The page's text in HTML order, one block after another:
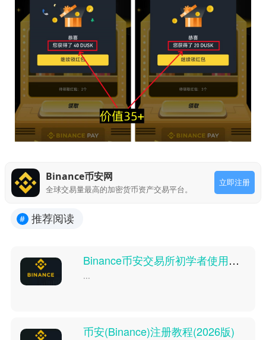
Binance币安网
全球交易量最高的加密货币资产交易平台。
立即注册
# 推荐阅读
Binance币安交易所初学者使用教程
...
币安(Binance)注册教程(2026版)